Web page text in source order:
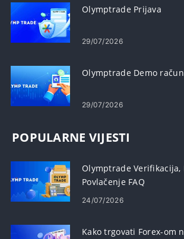
Olymptrade Prijava
29/07/2026
Olymptrade Demo račun
29/07/2026
POPULARNE VIJESTI
Olymptrade Verifikacija,
Povlačenje FAQ
24/07/2026
Kako trgovati Forex-om